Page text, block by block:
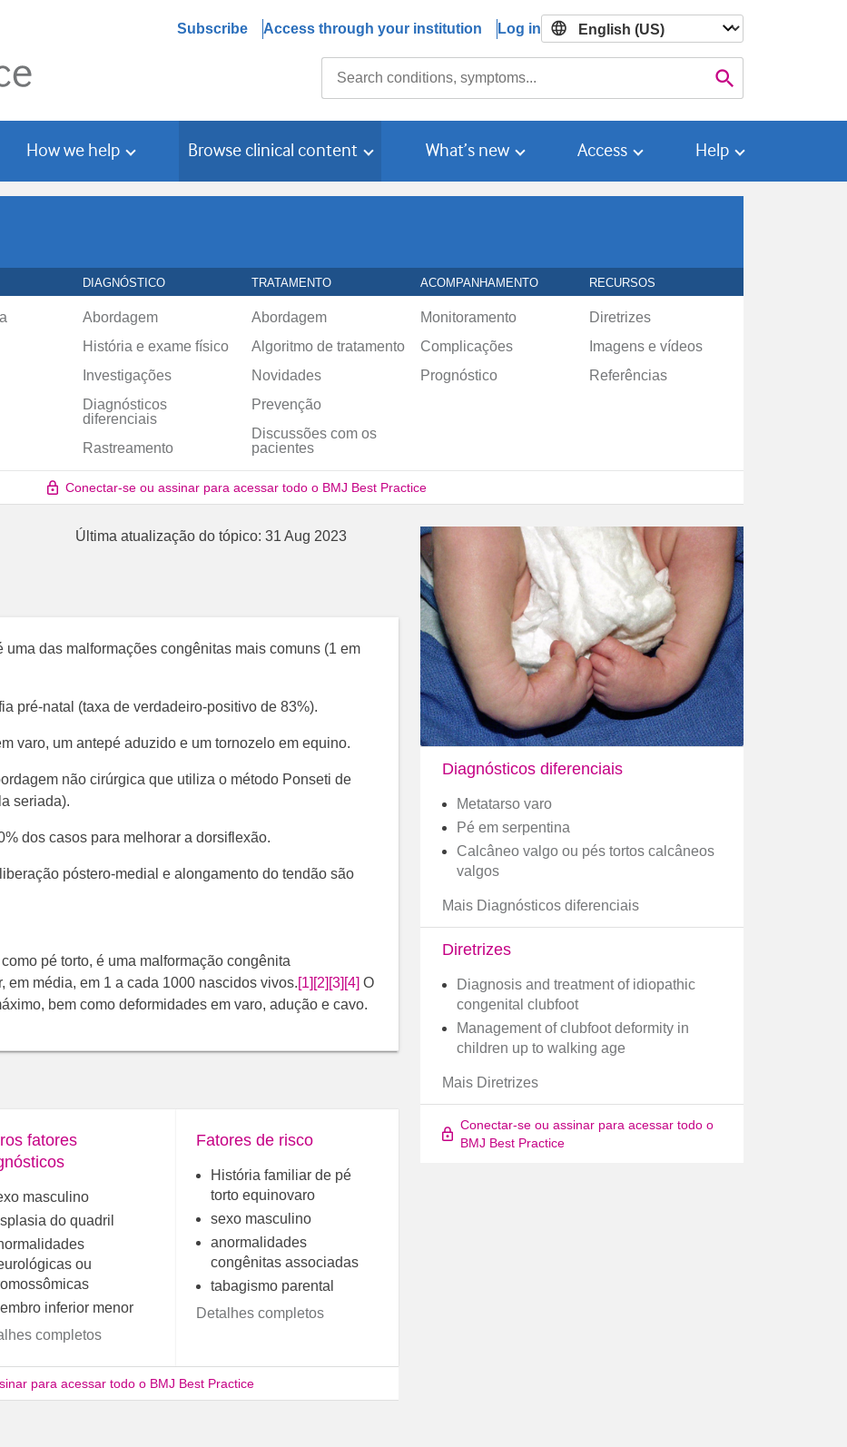
Subscribe Access through your institution Log in

How we help Browse clinical content What’s new Access Help
DIAGNÓSTICO TRATAMENTO ACOMPANHAMENTO RECURSOS
Abordagem
História e exame físico
Investigações
Diagnósticos
diferenciais
Rastreamento
Abordagem
Algoritmo de tratamento
Novidades
Prevenção
Discussões com os
pacientes
Monitoramento
Complicações
Prognóstico
Diretrizes
Imagens e vídeos
Referências
Conectar-se ou assinar para acessar todo o BMJ Best Practice
Última atualização do tópico: 31 Aug 2023
das malformações congênitas mais comuns (1 em
pré-natal (taxa de verdadeiro-positivo de 83%).
varo, um antepé aduzido e um tornozelo em equino.
não cirúrgica que utiliza o método Ponseti de
seriada).
dos casos para melhorar a dorsiflexão.
póstero-medial e alongamento do tendão são
pé torto, é uma malformação congênita
em média, em 1 a cada 1000 nascidos vivos.[1] [2] [3] [4] ​ O
bem como deformidades em varo, adução e cavo.
fatores
masculino
do quadril
ou
inferior menor
completos
Fatores de risco
História familiar de pé
torto equinovaro
sexo masculino
anormalidades
congênitas associadas
tabagismo parental
Detalhes completos
para acessar todo o BMJ Best Practice
Diagnósticos diferenciais
Metatarso varo
Pé em serpentina
Calcâneo valgo ou pés tortos calcâneos
valgos
Mais Diagnósticos diferenciais
Diretrizes
Diagnosis and treatment of idiopathic
congenital clubfoot
Management of clubfoot deformity in
children up to walking age
Mais Diretrizes
Conectar-se ou assinar para acessar todo o
BMJ Best Practice